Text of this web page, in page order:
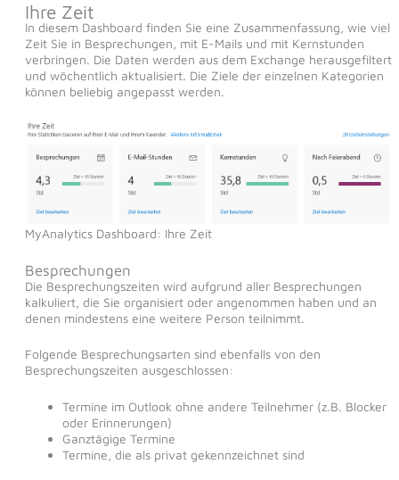
Ihre Zeit
In diesem Dashboard finden Sie eine Zusammenfassung, wie viel
Zeit Sie in Besprechungen, mit E-Mails und mit Kernstunden
verbringen. Die Daten werden aus dem Exchange herausgefiltert
und wöchentlich aktualisiert. Die Ziele der einzelnen Kategorien
können beliebig angepasst werden.
MyAnalytics Dashboard: Ihre Zeit
Besprechungen
Die Besprechungszeiten wird aufgrund aller Besprechungen
kalkuliert, die Sie organisiert oder angenommen haben und an
denen mindestens eine weitere Person teilnimmt.
Folgende Besprechungsarten sind ebenfalls von den
Besprechungszeiten ausgeschlossen:
Termine im Outlook ohne andere Teilnehmer (z.B. Blocker
oder Erinnerungen)
Ganztägige Termine
Termine, die als privat gekennzeichnet sind